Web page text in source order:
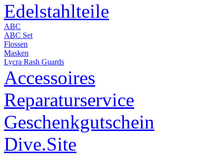
Edelstahlteile
ABC
ABC Set
Flossen
Masken
Lycra Rash Guards
Accessoires
Reparaturservice
Geschenkgutschein
Dive.Site